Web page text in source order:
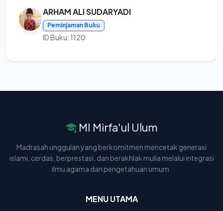
ARHAM ALI SUDARYADI
Peminjaman Buku
ID Buku: 1120
MI Mirfa'ul Ulum
Madrasah unggulan yang berkomitmen mencetak generasi
islami, cerdas, berprestasi, dan berakhlak mulia melalui integrasi
ilmu agama dan pengetahuan umum.
MENU UTAMA